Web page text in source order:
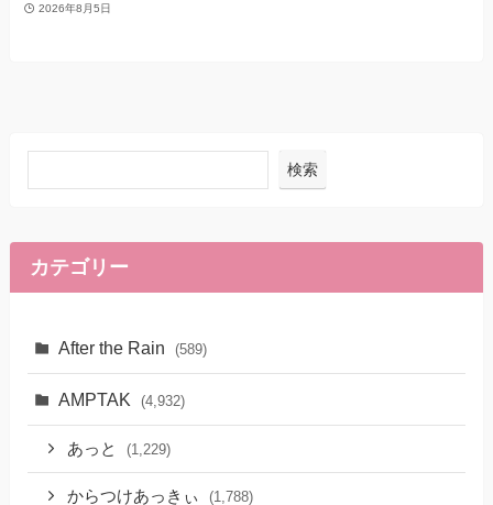
2026年8月5日
検索
カテゴリー
After the Rain (589)
AMPTAK (4,932)
あっと (1,229)
からつけあっきぃ (1,788)